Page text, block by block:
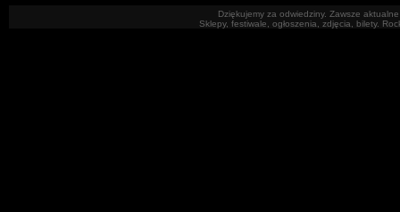
Dziękujemy za odwiedziny. Zawsze
Sklepy, festiwale, ogłoszenia, zdjęcia, bilety.